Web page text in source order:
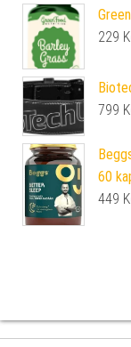
229
799
60
449